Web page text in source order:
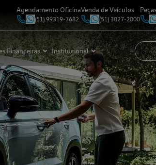
Agendamento Oficina
(51) 99319-7682
Venda de Veículos
(51) 3027-2000
Financeiras Institucional